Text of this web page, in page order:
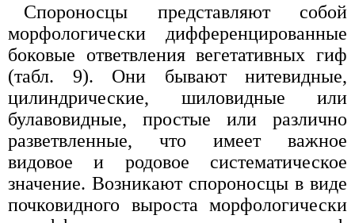
Спороносцы представляют собой
морфологически дифференцированные
боковые ответвления вегетативных гиф
(табл. 9). Они бывают нитевидные,
цилиндрические, шиловидные или
булавовидные, простые или различно
разветвленные, что имеет важное
видовое и родовое систематическое
значение. Возникают спороносцы в виде
почковидного выроста морфологически